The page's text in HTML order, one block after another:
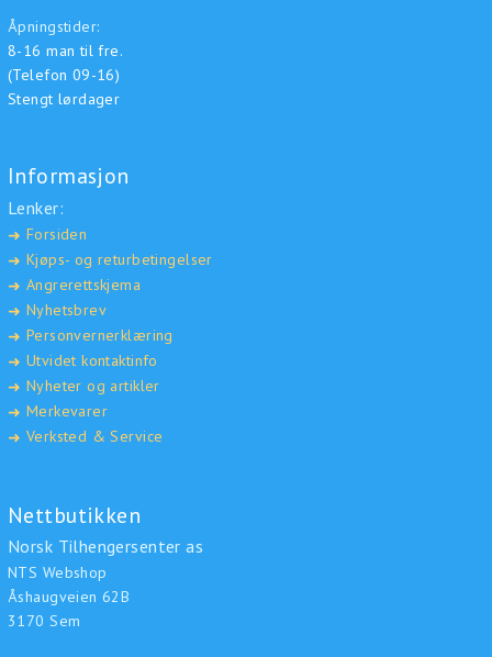
Åpningstider:
8-16 man til fre.
(Telefon 09-16)
Stengt lørdager
Informasjon
Lenker:
➜ Forsiden
➜ Kjøps- og returbetingelser
➜ Angrerettskjema
➜ Nyhetsbrev
➜ Personvernerklæring
➜ Utvidet kontaktinfo
➜ Nyheter og artikler
➜ Merkevarer
➜ Verksted & Service
Nettbutikken
Norsk Tilhengersenter as
NTS Webshop
Åshaugveien 62B
3170 Sem